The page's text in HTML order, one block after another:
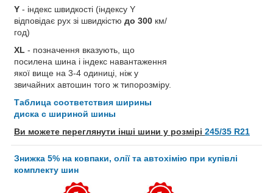
Y - індекс швидкості (індексу Y
відповідає рух зі швидкістю до 300 км/
год)
XL - позначення вказують, що
посилена шина і індекс навантаження
якої вище на 3-4 одиниці, ніж у
звичайних автошин того ж типорозміру.
Таблица соответствия ширины
диска с шириной шины
Ви можете переглянути інші шини у розмірі 245/35 R21
Знижка 5% на ковпаки, олії та автохімію при купівлі
комплекту шин